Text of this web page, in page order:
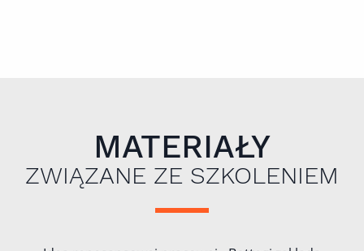
MATERIAŁY
ZWIĄZANE ZE SZKOLENIEM